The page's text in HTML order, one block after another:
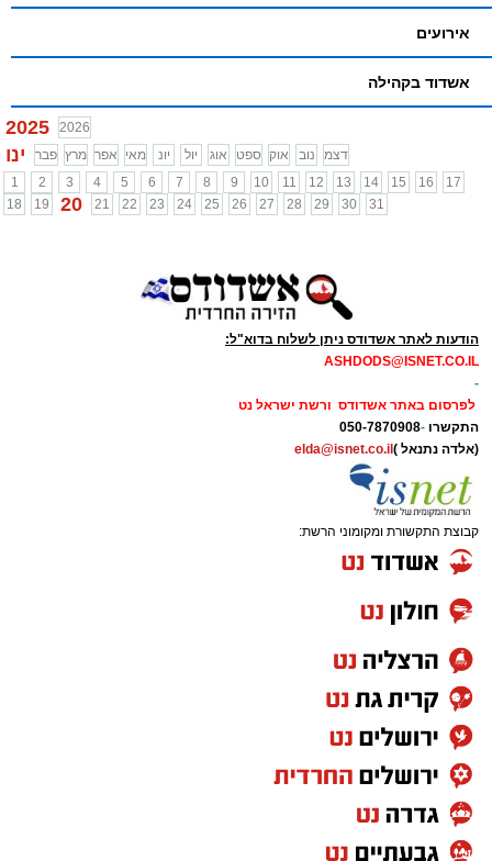
אירועים
אשדוד בקהילה
2025 2026
ינו פבר מרץ אפר מאי יונ יול אוג ספט אוק נוב
דצמ
1
2 3 4 5 6 7 8 9 10 11 12 13 14 15 16
17
18
19 20 21 22 23 24 25 26 27 28 29 30 31
הודעות לאתר אשדודס ניתן לשלוח בדוא"ל:
ASHDODS@ISNET.CO.IL
-
לפרסום באתר אשדודס ורשת ישראל נט
התקשרו -
050-7870908
(אלדה נתנאל ) elda@isnet.co.il
קבוצת התקשורת ומקומוני הרשת: